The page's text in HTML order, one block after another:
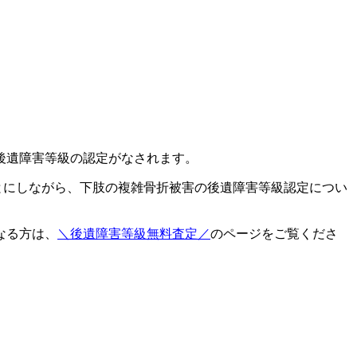
障害等級の認定がなされます。
しながら、下肢の複雑骨折被害の後遺障害等級認定につい
方は、 ＼後遺障害等級無料査定／のページをご覧くださ